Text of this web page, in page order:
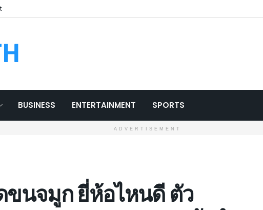
BUSINESS ENTERTAINMENT SPORTS
ADVERTISEMENT
ขนจมูก ยี่ห้อไหนดี ตัว